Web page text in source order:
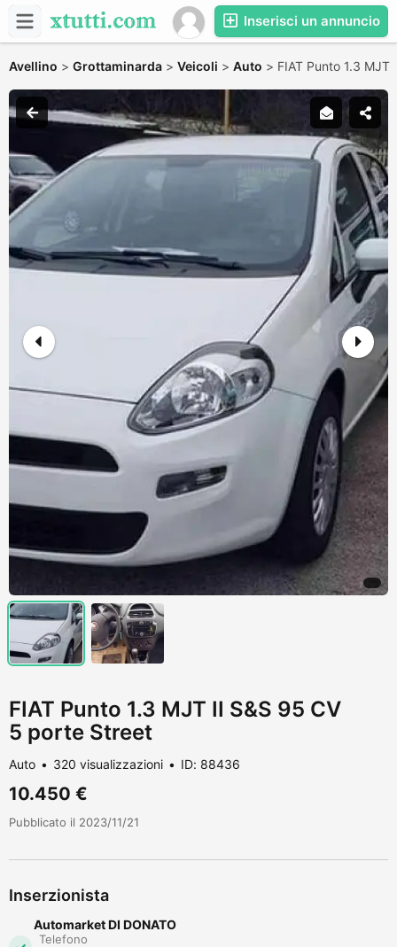
Inserisci un annuncio
Avellino > Grottaminarda > Veicoli > Auto > FIAT Punto 1.3
FIAT Punto 1.3 MJT II S&S 95 CV
5 porte Street
Auto 320 visualizzazioni ID: 88436
10.450 €
Pubblicato il 2023/11/21
Inserzionista
Automarket DI DONATO
Telefono